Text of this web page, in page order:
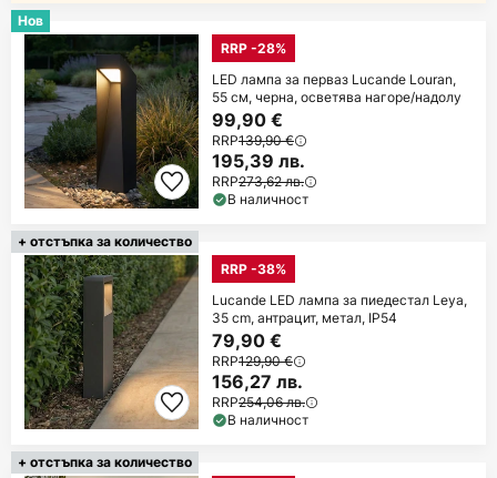
Нов
RRP -28%
LED лампа за перваз Lucande Louran,
55 см, черна, осветява нагоре/надолу
99,90 €
RRP139,90 €
195,39 лв.
RRP273,62 лв.
В наличност
+ отстъпка за количество
RRP -38%
Lucande LED лампа за пиедестал Leya,
35 cm, антрацит, метал, IP54
79,90 €
RRP129,90 €
156,27 лв.
RRP254,06 лв.
В наличност
+ отстъпка за количество